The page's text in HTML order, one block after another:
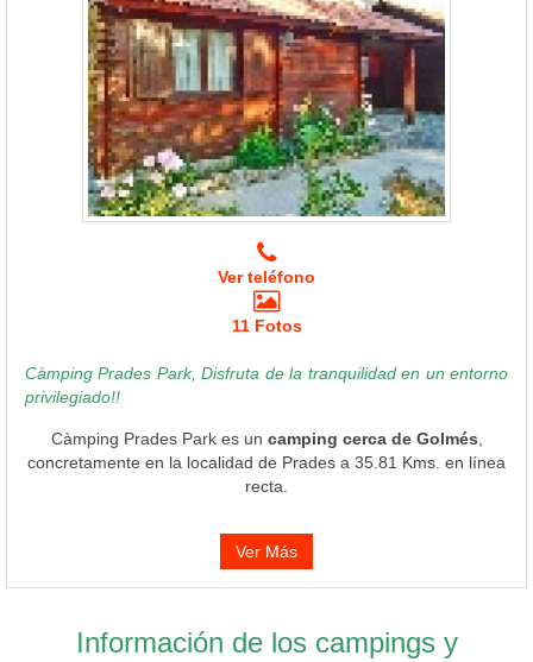
Ver teléfono
11 Fotos
Càmping Prades Park, Disfruta de la tranquilidad en un entorno
privilegiado!!
Càmping Prades Park es un camping cerca de Golmés
concretamente en la localidad de Prades a 35.81 Kms. en línea
recta.
Ver Más
Información de los campings y